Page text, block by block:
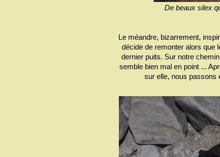
De beaux silex
Le méandre, bizarrement,
décide de remonter alors que
dernier puits. Sur notre
semble bien mal en point ...
sur elle, nous passons